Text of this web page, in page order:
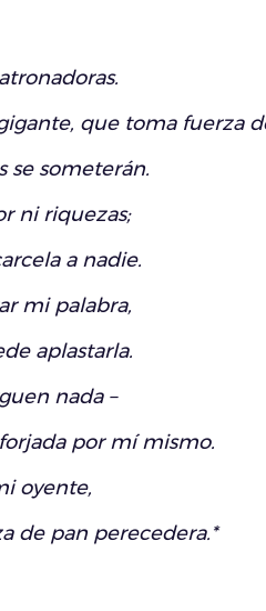
que toma fuerza
se someterán.
ni riquezas;
a nadie.
mi palabra,
aplastarla.
nada –
por mí mismo.
oyente,
de pan perecedera.*